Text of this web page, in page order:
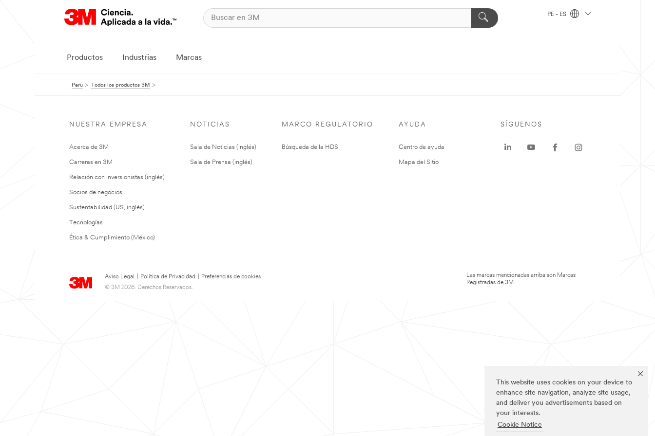
This website uses cookies on your device to
enhance site navigation, analyze site usage,
and deliver you advertisements based on
your interests.
Cookie Notice
PE - ES
Productos Industrias Marcas
Peru Todos los productos 3M
NUESTRA EMPRESA
Acerca de 3M
Carreras en 3M
Relación con inversionistas (inglés)
Socios de negocios
Sustentabilidad (US, inglés)
Tecnologías
Ética & Cumplimiento (México)
NOTICIAS
Sala de Noticias (inglés)
Sala de Prensa (inglés)
MARCO REGULATORIO
Búsqueda de la HDS
AYUDA
Centro de ayuda
Mapa del Sitio
Aviso Legal Política de Privacidad
Preferencias de cookies
© 3M 2026. Derechos Reservados.
SÍGUENOS
Las marcas mencionadas arriba son Marcas
Registradas de 3M.